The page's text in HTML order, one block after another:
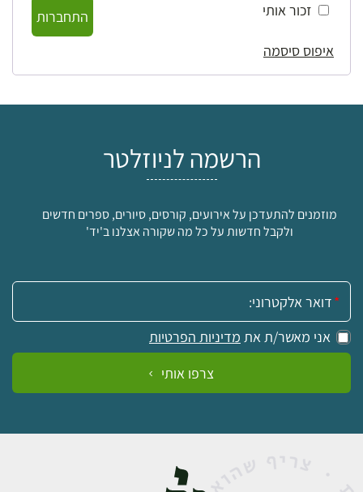
זכור אותי
התחברות
איפוס סיסמה
הרשמה לניוזלטר
מוזמנים להתעדכן על אירועים, קורסים, סיורים, ספרים חדשים
ולקבל חדשות על כל מה שקורה אצלנו ב'יד'
אימייל:
אני מאשר/ת את מדיניות הפרטיות
צרפו אותי